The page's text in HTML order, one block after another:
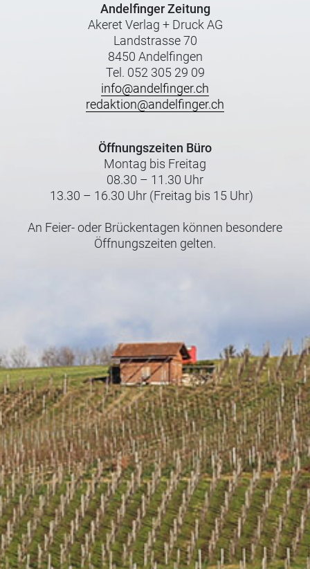
Andelfinger Zeitung
Akeret Verlag + Druck AG
Landstrasse 70
8450 Andelfingen
Tel. 052 305 29 09
info@andelfinger.ch
redaktion@andelfinger.ch
Öffnungszeiten Büro
Montag bis Freitag
08.30 – 11.30 Uhr
13.30 – 16.30 Uhr (Freitag bis 15 Uhr)
An Feier- oder Brückentagen können besondere
Öffnungszeiten gelten.